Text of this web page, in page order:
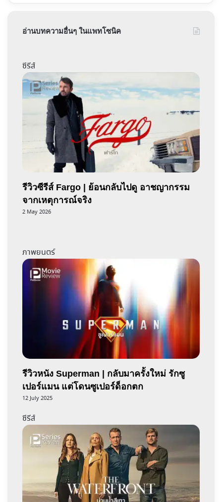
อ่านบทความอื่นๆ ในแพทโซนิค
ซีรีส์
รีวิวซีรีส์ Fargo | ย้อนกลับไปดู อาชญากรรม
จากเหตุการณ์จริง
2 May 2026
ภาพยนตร์
รีวิวหนัง Superman | กลับมาครั้งใหม่ รักซู
เปอร์แมน แต่โดนซูเปอร์ด็อกตก
12 July 2025
ซีรีส์